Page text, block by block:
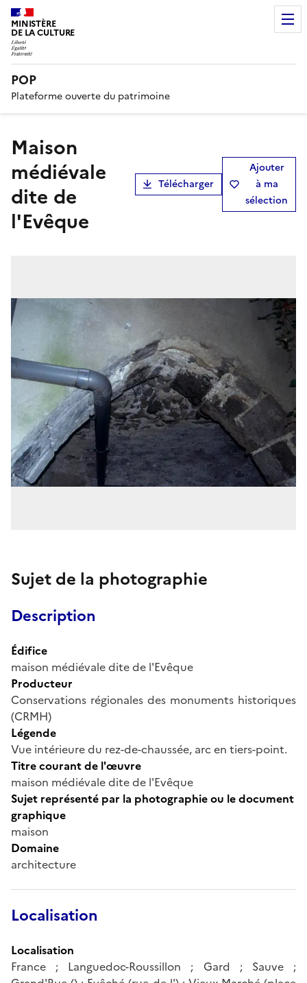
MINISTÈRE
DE LA CULTURE
POP
Plateforme ouverte du patrimoine
maison
médiévale
dite de
l'Evêque
Télécharger
Ajouter
à ma
sélection
Sujet de la photographie
Description
Édifice
maison médiévale dite de l'Evêque
Producteur
Conservations régionales des monuments historiques
(CRMH)
Légende
Vue intérieure du rez-de-chaussée, arc en tiers-point.
Titre courant de l'œuvre
maison médiévale dite de l'Evêque
Sujet représenté par la photographie ou le document
graphique
maison
Domaine
architecture
Localisation
Localisation
France ; Languedoc-Roussillon ; Gard ; Sauve ;